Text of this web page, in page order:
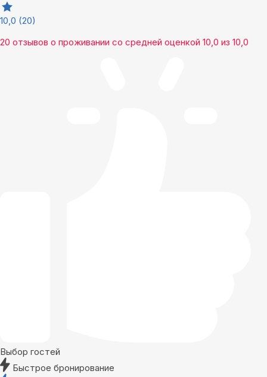
10,0 (20)
20 отзывов о проживании со средней оценкой 10,0 из 10,0
Выбор гостей
Быстрое бронирование